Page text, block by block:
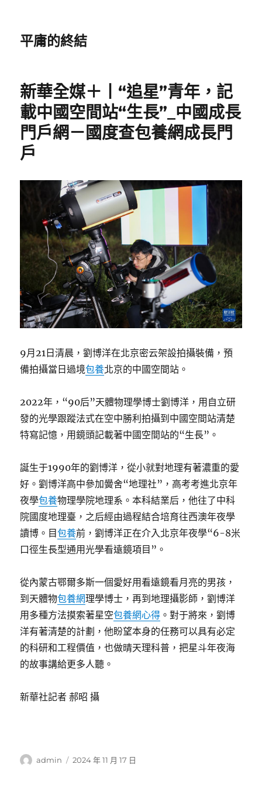
平庸的終結
新華全媒＋丨“追星”青年，記
載中國空間站“生長”_中國成長
門戶網－國度查包養網成長門
戶
9月21日清晨，劉博洋在北京密云架設拍攝裝備，預
備拍攝當日過境包養北京的中國空間站。
2022年，“90后”天體物理學博士劉博洋，用自立研
發的光學跟蹤法式在空中勝利拍攝到中國空間站清楚
特寫記憶，用鏡頭記載著中國空間站的“生長”。
誕生于1990年的劉博洋，從小就對地理有著濃重的愛
好。劉博洋高中參加黌舍“地理社”，高考考進北京年
夜學包養物理學院地理系。本科結業后，他往了中科
院國度地理臺，之后經由過程結合培育往西澳年夜學
讀博。目包養前，劉博洋正在介入北京年夜學“6-8米
口徑生長型通用光學看遠鏡項目”。
從內蒙古鄂爾多斯一個愛好用看遠鏡看月亮的男孩，
到天體物包養網理學博士，再到地理攝影師，劉博洋
用多種方法摸索著星空包養網心得 。對于將來，劉博
洋有著清楚的計劃，他盼望本身的任務可以具有必定
的科研和工程價值，也做晴天理科普，把星斗年夜海
的故事講給更多人聽。
新華社記者 郝昭 攝
作
admin
發
2024 年 11 月 17 日